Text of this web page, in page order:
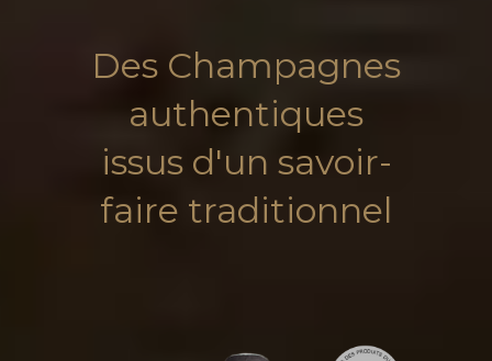
Des Champagnes
authentiques
issus d'un savoir-
faire traditionnel